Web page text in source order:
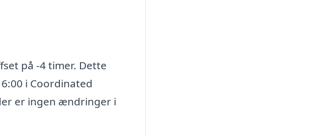
på -4 timer. Dette
i Coordinated
er ingen ændringer i